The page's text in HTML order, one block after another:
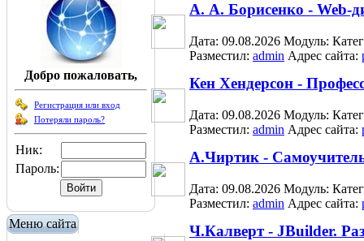
Добро пожаловать,
Регистрация или вход
Потеряли пароль?
Ник:
Пароль:
Меню сайта
А. А. Борисенко - Web-
Дата: 09.08.2026 Модуль:
Разместил: admin Адрес сайта:
Кен Хендерсон -
Дата: 09.08.2026 Модуль:
Разместил: admin Адрес сайта:
А.Чиртик -
Дата: 09.08.2026 Модуль:
Разместил: admin Адрес сайта:
Ч.Калверт - JBuilder.